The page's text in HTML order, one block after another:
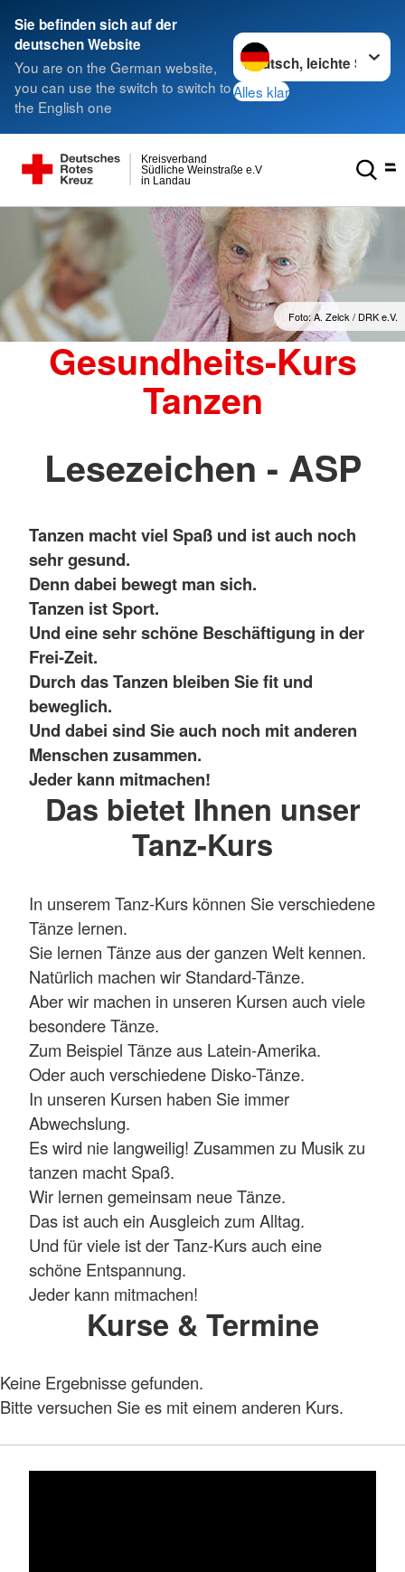
Sie befinden sich auf der
deutschen Website
You are on the German website,
you can use the switch to switch to
the English one
Sprache wechseln zu
Alles klar
in Landau
Südliche Weinstraße e.V
Kreisverband
Foto: A. Zelck / DRK e.V.
Gesundheits-Kurs
Tanzen
Lesezeichen - ASP
Tanzen macht viel Spaß und ist auch noch
sehr gesund.
Denn dabei bewegt man sich.
Tanzen ist Sport.
Und eine sehr schöne Beschäftigung in der
Frei-Zeit.
Durch das Tanzen bleiben Sie fit und
beweglich.
Und dabei sind Sie auch noch mit anderen
Menschen zusammen.
Jeder kann mitmachen!
Das bietet Ihnen unser
Tanz-Kurs
In unserem Tanz-Kurs können Sie verschiedene
Tänze lernen.
Sie lernen Tänze aus der ganzen Welt kennen.
Natürlich machen wir Standard-Tänze.
Aber wir machen in unseren Kursen auch viele
besondere Tänze.
Zum Beispiel Tänze aus Latein-Amerika.
Oder auch verschiedene Disko-Tänze.
In unseren Kursen haben Sie immer
Abwechslung.
Es wird nie langweilig! Zusammen zu Musik zu
tanzen macht Spaß.
Wir lernen gemeinsam neue Tänze.
Das ist auch ein Ausgleich zum Alltag.
Und für viele ist der Tanz-Kurs auch eine
schöne Entspannung.
Jeder kann mitmachen!
Kurse & Termine
Keine Ergebnisse gefunden.
Bitte versuchen Sie es mit einem anderen Kurs.